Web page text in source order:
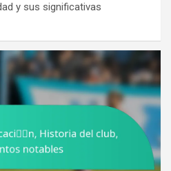
y sus significativas